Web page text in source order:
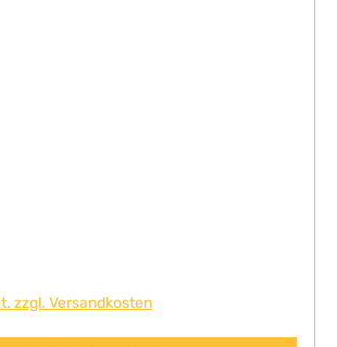
zzgl. Versandkosten